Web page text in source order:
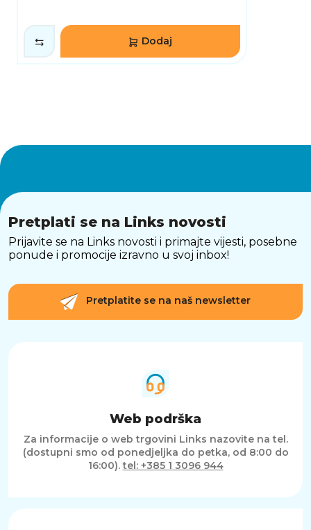
Dodaj
Pretplati se na Links novosti
Prijavite se na Links novosti i primajte vijesti, posebne
ponude i promocije izravno u svoj inbox!
Pretplatite se na naš newsletter
Web podrška
Za informacije o web trgovini Links nazovite na tel.
(dostupni smo od ponedjeljka do petka, od 8:00 do
16:00).tel: +385 1 3096 944